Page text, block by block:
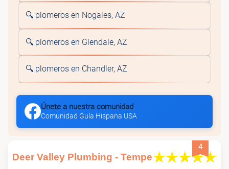
🔍 plomeros en Nogales, AZ
🔍 plomeros en Glendale, AZ
🔍 plomeros en Chandler, AZ
Únete a nuestra comunidad
Comunidad Guía Hispana USA
4
Deer Valley Plumbing - Tempe